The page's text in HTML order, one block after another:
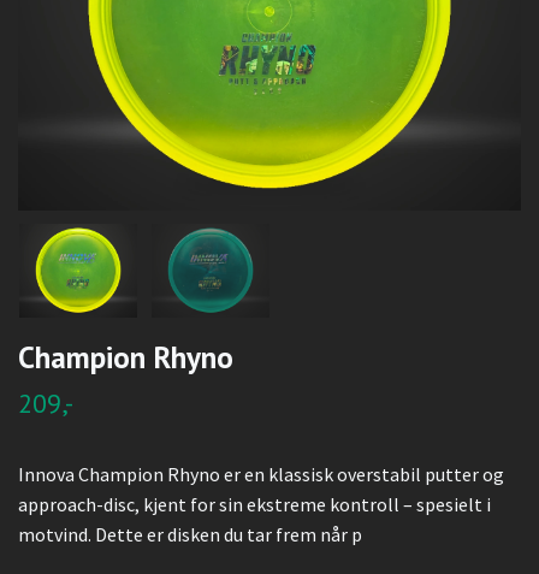
Champion Rhyno
209,-
Innova Champion Rhyno er en klassisk overstabil putter og
approach-disc, kjent for sin ekstreme kontroll – spesielt i
motvind. Dette er disken du tar frem når p